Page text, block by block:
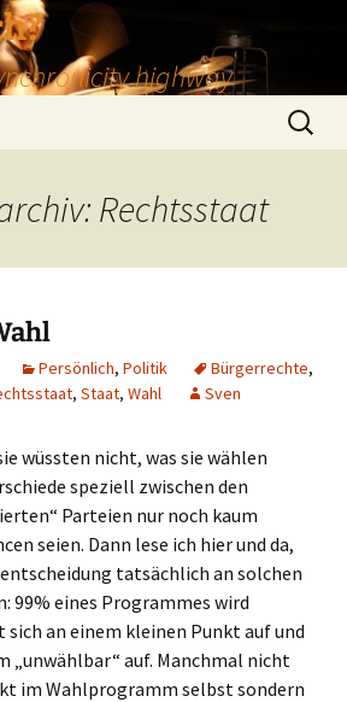
highway
Suchen
nach:
Rechtsstaat
Persönlich, Politik Bürgerrechte,
, Staat, Wahl Sven
wüssten nicht, was sie wählen
speziell zwischen den
Parteien nur noch kaum
seien. Dann lese ich hier und da,
tatsächlich an solchen
99% eines Programmes wird
an einem kleinen Punkt auf und
„unwählbar“ auf. Manchmal nicht
im Wahlprogramm selbst sondern